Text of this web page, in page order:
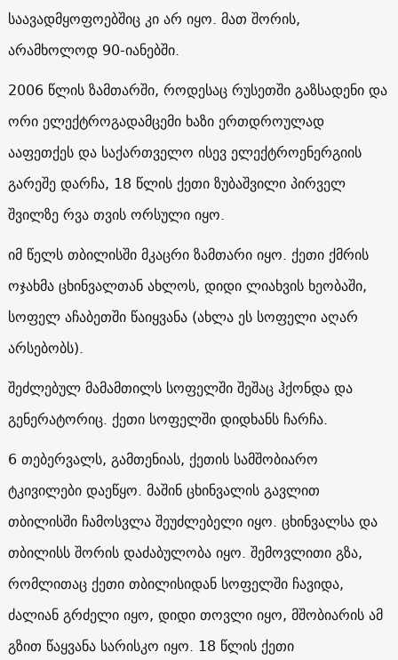
საავადმყოფოებშიც კი არ იყო. მათ შორის,
არამხოლოდ 90-იანებში.
2006 წლის ზამთარში, როდესაც რუსეთში გაზსადენი და
ორი ელექტროგადამცემი ხაზი ერთდროულად
ააფეთქეს და საქართველო ისევ ელექტროენერგიის
გარეშე დარჩა, 18 წლის ქეთი ზუბაშვილი პირველ
შვილზე რვა თვის ორსული იყო.
იმ წელს თბილისში მკაცრი ზამთარი იყო. ქეთი ქმრის
ოჯახმა ცხინვალთან ახლოს, დიდი ლიახვის ხეობაში,
სოფელ აჩაბეთში წაიყვანა (ახლა ეს სოფელი აღარ
არსებობს).
შეძლებულ მამამთილს სოფელში შეშაც ჰქონდა და
გენერატორიც. ქეთი სოფელში დიდხანს ჩარჩა.
6 თებერვალს, გამთენიას, ქეთის სამშობიარო
ტკივილები დაეწყო. მაშინ ცხინვალის გავლით
თბილისში ჩამოსვლა შეუძლებელი იყო. ცხინვალსა და
თბილისს შორის დაძაბულობა იყო. შემოვლითი გზა,
რომლითაც ქეთი თბილისიდან სოფელში ჩავიდა,
ძალიან გრძელი იყო, დიდი თოვლი იყო, მშობიარის ამ
გზით წაყვანა სარისკო იყო. 18 წლის ქეთი